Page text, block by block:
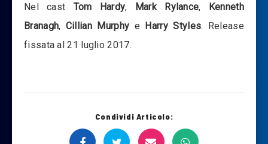
Nel cast Tom Hardy, Mark Rylance,
Kenneth
Branagh, Cillian Murphy e Harry Styles. Release
fissata al 21 luglio 2017.
Condividi Articolo: